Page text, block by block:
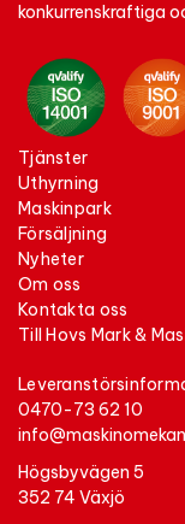
konkurrenskraftiga
tjänster
uthyrning
maskinpark
försäljning
nyheter
om oss
kontakta oss
Till Hovs Mark &
0470-73 62 10
Högsbyvägen 5
352 74 Växjö